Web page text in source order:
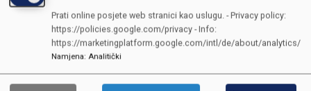
Prati online posjete web stranici kao uslugu. - Privacy policy:
https://policies.google.com/privacy - Info:
https://marketingplatform.google.com/intl/de/about/analytics/
Namjena: Analitički